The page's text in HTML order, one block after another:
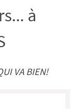
à
VA BIEN!